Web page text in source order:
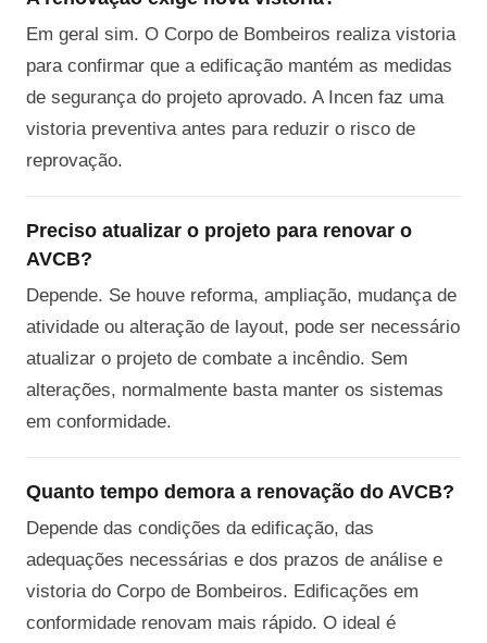
Em geral sim. O Corpo de Bombeiros realiza vistoria
para confirmar que a edificação mantém as medidas
de segurança do projeto aprovado. A Incen faz uma
vistoria preventiva antes para reduzir o risco de
reprovação.
Preciso atualizar o projeto para renovar o
AVCB?
Depende. Se houve reforma, ampliação, mudança de
atividade ou alteração de layout, pode ser necessário
atualizar o projeto de combate a incêndio. Sem
alterações, normalmente basta manter os sistemas
em conformidade.
Quanto tempo demora a renovação do AVCB?
Depende das condições da edificação, das
adequações necessárias e dos prazos de análise e
vistoria do Corpo de Bombeiros. Edificações em
conformidade renovam mais rápido. O ideal é